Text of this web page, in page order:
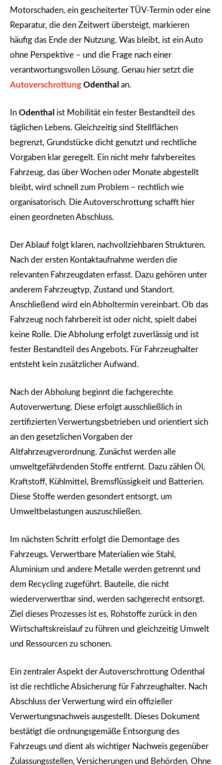
Motorschaden, ein gescheiterter TÜV-Termin oder eine
Reparatur, die den Zeitwert übersteigt, markieren
häufig das Ende der Nutzung. Was bleibt, ist ein Auto
ohne Perspektive – und die Frage nach einer
verantwortungsvollen Lösung. Genau hier setzt die
Autoverschrottung Odenthal an.
In Odenthal ist Mobilität ein fester Bestandteil des
täglichen Lebens. Gleichzeitig sind Stellflächen
begrenzt, Grundstücke dicht genutzt und rechtliche
Vorgaben klar geregelt. Ein nicht mehr fahrbereites
Fahrzeug, das über Wochen oder Monate abgestellt
bleibt, wird schnell zum Problem – rechtlich wie
organisatorisch. Die Autoverschrottung schafft hier
einen geordneten Abschluss.
Der Ablauf folgt klaren, nachvollziehbaren Strukturen.
Nach der ersten Kontaktaufnahme werden die
relevanten Fahrzeugdaten erfasst. Dazu gehören unter
anderem Fahrzeugtyp, Zustand und Standort.
Anschließend wird ein Abholtermin vereinbart. Ob das
Fahrzeug noch fahrbereit ist oder nicht, spielt dabei
keine Rolle. Die Abholung erfolgt zuverlässig und ist
fester Bestandteil des Angebots. Für Fahrzeughalter
entsteht kein zusätzlicher Aufwand.
Nach der Abholung beginnt die fachgerechte
Autoverwertung. Diese erfolgt ausschließlich in
zertifizierten Verwertungsbetrieben und orientiert sich
an den gesetzlichen Vorgaben der
Altfahrzeugverordnung. Zunächst werden alle
umweltgefährdenden Stoffe entfernt. Dazu zählen Öl,
Kraftstoff, Kühlmittel, Bremsflüssigkeit und Batterien.
Diese Stoffe werden gesondert entsorgt, um
Umweltbelastungen auszuschließen.
Im nächsten Schritt erfolgt die Demontage des
Fahrzeugs. Verwertbare Materialien wie Stahl,
Aluminium und andere Metalle werden getrennt und
dem Recycling zugeführt. Bauteile, die nicht
wiederverwertbar sind, werden sachgerecht entsorgt.
Ziel dieses Prozesses ist es, Rohstoffe zurück in den
Wirtschaftskreislauf zu führen und gleichzeitig Umwelt
und Ressourcen zu schonen.
Ein zentraler Aspekt der Autoverschrottung Odenthal
ist die rechtliche Absicherung für Fahrzeughalter. Nach
Abschluss der Verwertung wird ein offizieller
Verwertungsnachweis ausgestellt. Dieses Dokument
bestätigt die ordnungsgemäße Entsorgung des
Fahrzeugs und dient als wichtiger Nachweis gegenüber
Zulassungsstellen, Versicherungen und Behörden. Ohne